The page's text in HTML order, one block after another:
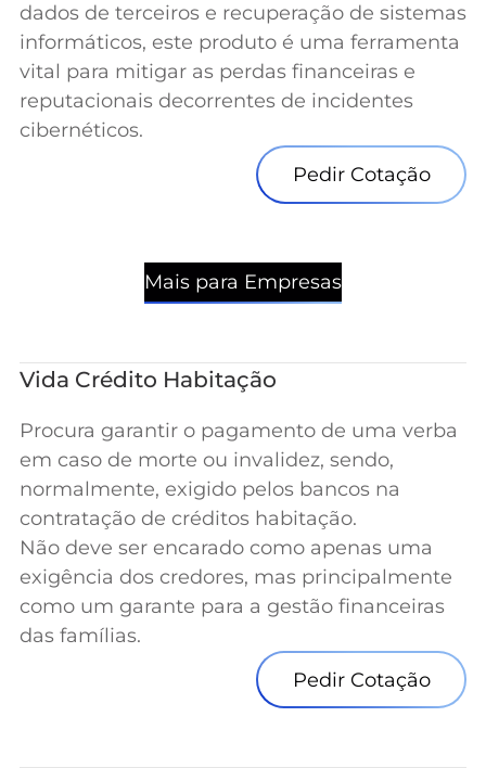
dados de terceiros e recuperação de sistemas
informáticos, este produto é uma ferramenta
vital para mitigar as perdas financeiras e
reputacionais decorrentes de incidentes
cibernéticos.
Pedir Cotação
Mais para Empresas
Vida Crédito Habitação
Procura garantir o pagamento de uma verba
em caso de morte ou invalidez, sendo,
normalmente, exigido pelos bancos na
contratação de créditos habitação.
Não deve ser encarado como apenas uma
exigência dos credores, mas principalmente
como um garante para a gestão financeiras
das famílias.
Pedir Cotação